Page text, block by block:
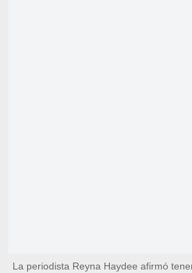
La periodista Reyna Haydee afirmó